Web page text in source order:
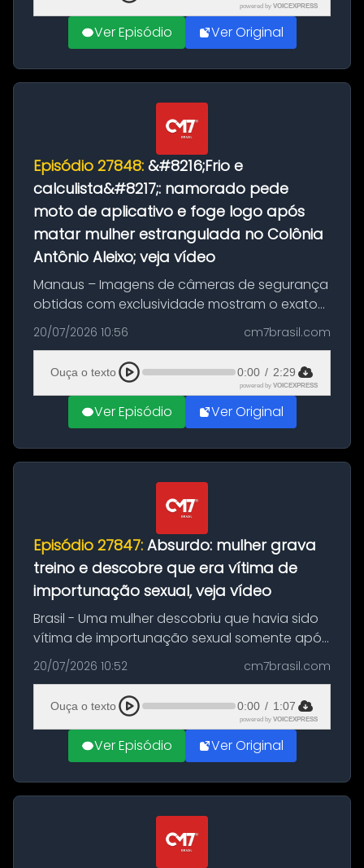
powered by VOICEXPRESS
Ver Episódio Ver Original
Episódio 27848: &#8216;Frio e
calculista&#8217;: namorado pede
moto de aplicativo e foge logo após
matar mulher estrangulada no Colônia
Antônio Aleixo; veja vídeo
Manaus – Imagens de câmeras de segurança
obtidas com exclusividade mostram o exato
momento da fuga do principal suspeito da
morte de Larissa Araújo, de 28 anos. O crime
ocorreu na noite deste último d...
20/07/2026 10:56 cm7brasil.com
Ouça o texto 0:00 / 2:29
powered by VOICEXPRESS
Ver Episódio Ver Original
Episódio 27847: Absurdo: mulher grava
treino e descobre que era vítima de
importunação sexual, veja vídeo
Brasil - Uma mulher descobriu que havia sido
vítima de importunação sexual somente após
assistir a um vídeo que gravou enquanto
treinava na academia de um condomínio em
Feira de Santana, na Bahia. O c...
20/07/2026 10:52 cm7brasil.com
Ouça o texto 0:00 / 1:07
powered by VOICEXPRESS
Ver Episódio Ver Original